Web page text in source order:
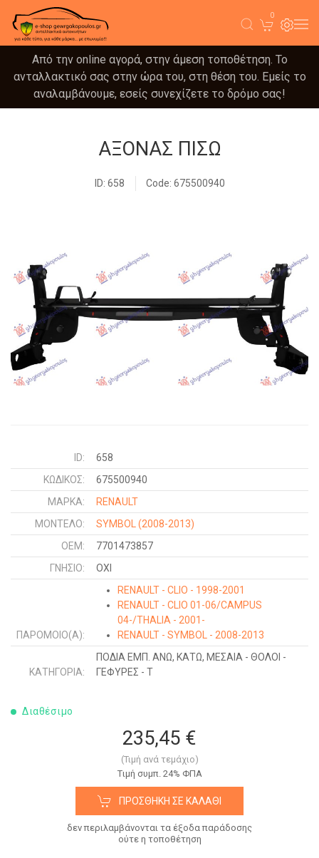
0
Από την online αγορά, στην άμεση τοποθέτηση. Το
ανταλλακτικό σας στην ώρα του, στη θέση του. Εμείς το
αναλαμβάνουμε, εσείς συνεχίζετε το δρόμο σας!
ΑΞΟΝΑΣ ΠΙΣΩ
ID: 658 Code: 675500940
ID:
658
ΚΩΔΙΚΌΣ:
675500940
ΜΑΡΚΑ:
RENAULT
ΜΟΝΤΕΛΟ:
SYMBOL
(2008-2013)
OEM:
7701473857
ΓΝΉΣΙΟ:
ΟΧΙ
ΠΑΡΌΜΟΙΟ(Α):
RENAULT - CLIO - 1998-2001
RENAULT - CLIO 01-06/CAMPUS
04-/THALIA - 2001-
RENAULT - SYMBOL - 2008-2013
ΚΑΤΗΓΟΡΊΑ:
ΠΟΔΙΑ ΕΜΠ. ΑΝΩ, ΚΑΤΩ, ΜΕΣΑΙΑ - ΘΟΛΟΙ -
ΓΕΦΥΡΕΣ - Τ
Διαθέσιμο
235,45 €
(Τιμή ανά τεμάχιο)
Tιμή συμπ. 24% ΦΠΑ
ΠΡΟΣΘΉΚΗ ΣΕ ΚΑΛΆΘΙ
δεν περιλαμβάνονται τα έξοδα παράδοσης
ούτε η τοποθέτηση